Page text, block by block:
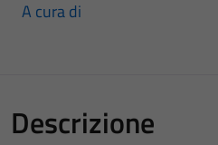
A cura di
Descrizione